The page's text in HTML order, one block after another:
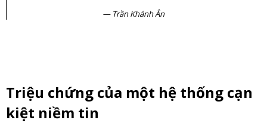
Trần Khánh Ân
Triệu chứng của một hệ thống cạn
kiệt niềm tin